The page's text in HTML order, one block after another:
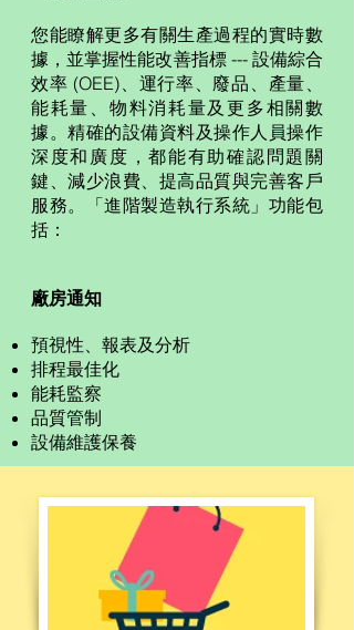
您能瞭解更多有關生產過程的實時數
據，並掌握性能改善指標 --- 設備綜合
效率 (OEE)、運行率、廢品、產量、
能耗量、物料消耗量及更多相關數
據。精確的設備資料及操作人員操作
深度和廣度，都能有助確認問題關
鍵、減少浪費、提高品質與完善客戶
服務。「進階製造執行系統」功能包
括：
廠房通知
預視性、報表及分析
排程最佳化
能耗監察
品質管制
設備維護保養